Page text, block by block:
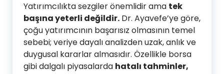
Yatırımcılıkta sezgiler önemlidir ama tek
başına yeterli değildir. Dr. Ayavefe’ye göre,
çoğu yatırımcının başarısız olmasının temel
sebebi; veriye dayalı analizden uzak, anlık ve
duygusal kararlar almasıdır. Özellikle borsa
gibi dalgalı piyasalarda hatalı tahminler,